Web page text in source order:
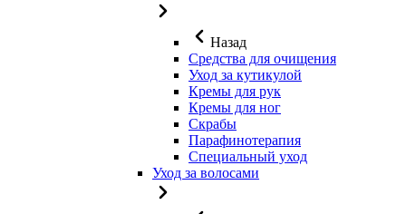
Назад
Средства для очищения
Уход за кутикулой
Кремы для рук
Кремы для ног
Скрабы
Парафинотерапия
Специальный уход
Уход за волосами